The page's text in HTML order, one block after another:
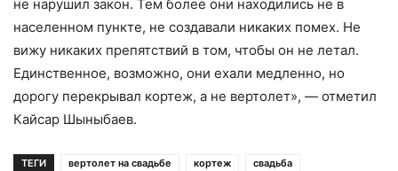
не нарушил закон. Тем более они находились не в
населенном пункте, не создавали никаких помех. Не
вижу никаких препятствий в том, чтобы он не летал.
Единственное, возможно, они ехали медленно, но
дорогу перекрывал кортеж, а не вертолет», — отметил
Кайсар Шыныбаев.
ТЕГИ вертолет на свадьбе кортеж свадьба